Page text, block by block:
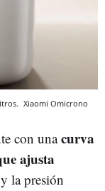
Xiaomi Omicrono
con una curva
ajusta
la presión